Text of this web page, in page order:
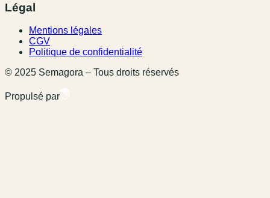
Légal
Mentions légales
CGV
Politique de confidentialité
© 2025 Semagora – Tous droits réservés
Propulsé par